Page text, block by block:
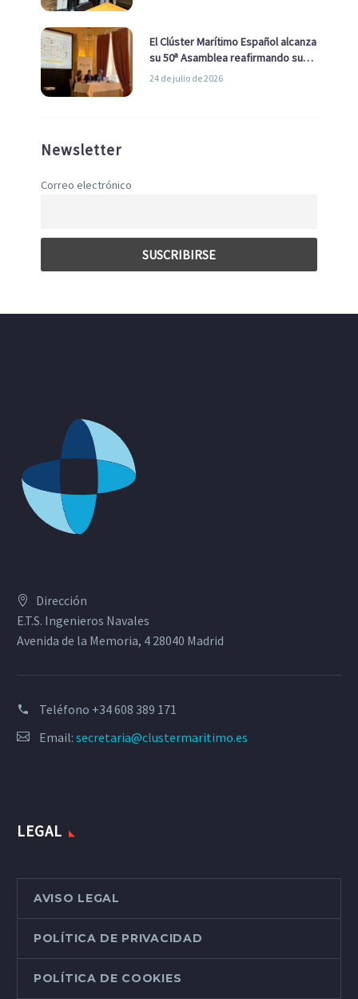
El Clúster Marítimo Español alcanza
su 50ª Asamblea reafirmando su
liderazgo en la Economía Azul
24 de julio de 2026
Newsletter
Correo electrónico
Dirección
E.T.S. Ingenieros Navales
Avenida de la Memoria, 4 28040 Madrid
Teléfono +34 608 389 171
Email: secretaria@clustermaritimo.es
LEGAL
AVISO LEGAL
POLÍTICA DE PRIVACIDAD
POLÍTICA DE COOKIES